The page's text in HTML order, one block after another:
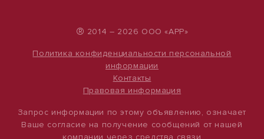
® 2014 – 2026 ООО «АРР»
Политика конфиденциальности персональной
информации
Контакты
Правовая информация
Запрос информации по этому объявлению, означает
Ваше согласие на получение сообщений от нашей
компании через средства связи